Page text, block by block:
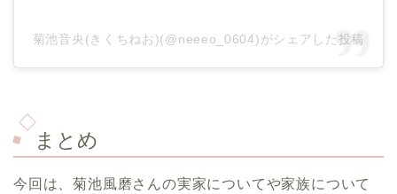
菊池音央(きくちねお)(@neeeo_0604)がシェアした投稿
まとめ
今回は、菊池風磨さんの実家についてや家族について